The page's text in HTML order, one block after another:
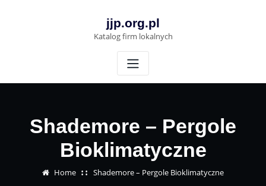
jjp.org.pl
Katalog firm lokalnych
Shademore – Pergole
Bioklimatyczne
Home Shademore – Pergole Bioklimatyczne